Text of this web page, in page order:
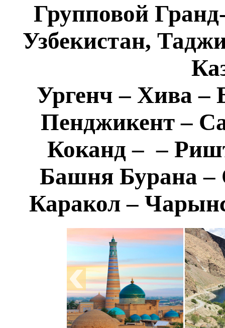
Групповой
Узбекистан,
Ургенч – Хива –
Пенджикент –
Коканд – –
Башня Бурана –
Каракол –